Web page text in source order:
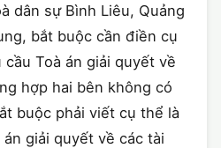
dân sự Bình Liêu, Quảng
bắt buộc cần điền cụ
Toà án giải quyết về
hợp hai bên không có
buộc phải viết cụ thể là
giải quyết về các tài